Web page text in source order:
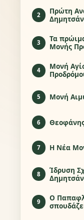
2
Πρώτη
3
Τα
Μονής
4
Μονή
5 Μονή
6
7 Η Νέα
8
Ίδρυση
9
Ο